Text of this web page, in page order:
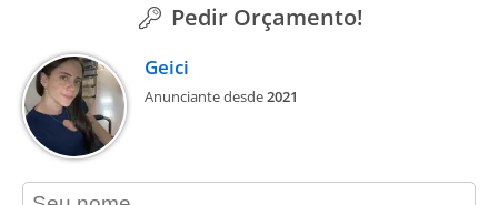
Pedir Orçamento!
Geici
Anunciante desde2021
contact_name